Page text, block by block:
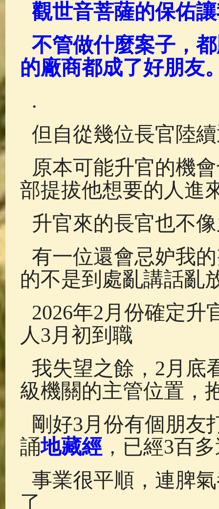
觀世音菩薩的保佑
不管做什麼案子，
的廠商都成了好朋友
.
但自從幾位長官陸
原本可能升官的機
部提拔他想要的人進
升官來的長官也不
有一位還會忌妒我
的不是到處亂講話亂
2026年2月份確定升
人3月初到職
我失望之餘，2月底
級機關的主管位置，
剛好3月份有個朋友
誦地藏經，已經3百
事業很平順，連脾
了